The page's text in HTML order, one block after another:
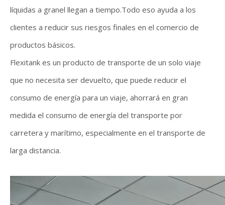
líquidas a granel llegan a tiempo.Todo eso ayuda a los
clientes a reducir sus riesgos finales en el comercio de
productos básicos.
Flexitank es un producto de transporte de un solo viaje
que no necesita ser devuelto, que puede reducir el
consumo de energía para un viaje, ahorrará en gran
medida el consumo de energía del transporte por
carretera y marítimo, especialmente en el transporte de
larga distancia.